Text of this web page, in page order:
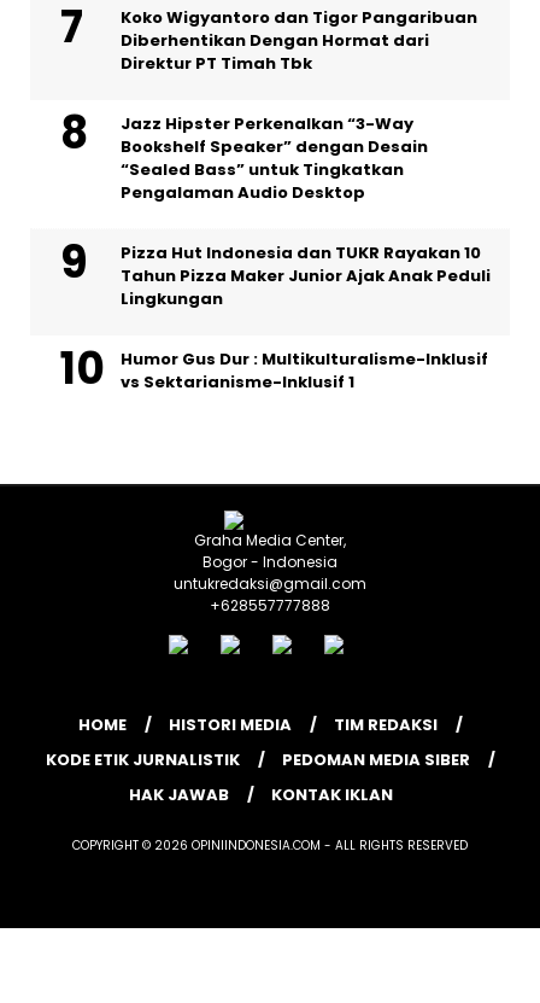
Koko Wigyantoro dan Tigor Pangaribuan
Diberhentikan Dengan Hormat dari
Direktur PT Timah Tbk
Jazz Hipster Perkenalkan “3-Way
Bookshelf Speaker” dengan Desain
“Sealed Bass” untuk Tingkatkan
Pengalaman Audio Desktop
Pizza Hut Indonesia dan TUKR Rayakan 10
Tahun Pizza Maker Junior Ajak Anak Peduli
Lingkungan
Humor Gus Dur : Multikulturalisme-Inklusif
vs Sektarianisme-Inklusif 1
Graha Media Center,
Bogor - Indonesia
untukredaksi@gmail.com
+628557777888
HOME HISTORI MEDIA
TIM REDAKSI
KODE ETIK JURNALISTIK
PEDOMAN MEDIA SIBER
HAK JAWAB
KONTAK IKLAN
COPYRIGHT © 2026 OPINIINDONESIA.COM - ALL RIGHTS RESERVED